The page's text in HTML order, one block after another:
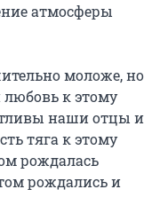
атмосферы
моложе, но
любовь к этому
наши отцы и
тяга к этому
рождалась
рождались и